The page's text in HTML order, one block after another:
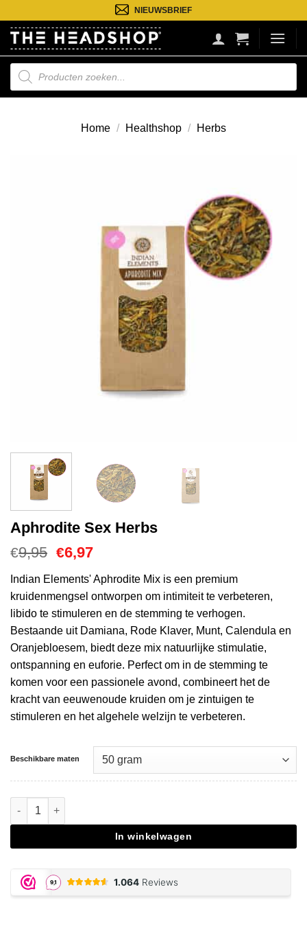
naar
inhoud
NIEUWSBRIEF
Producten
zoeken
Home / Healthshop / Herbs
Aphrodite Sex Herbs
€9,95 Oorspronkelijke
was:
€9,95.
€6,97Huidige
is:
€6,97.
Indian Elements' Aphrodite Mix is een premium
kruidenmengsel ontworpen om intimiteit te verbeteren,
libido te stimuleren en de stemming te verhogen.
Bestaande uit Damiana, Rode Klaver, Munt, Calendula en
Oranjebloesem, biedt deze mix natuurlijke stimulatie,
ontspanning en euforie. Perfect om in de stemming te
komen voor een passionele avond, combineert het de
kracht van eeuwenoude kruiden om je zintuigen te
stimuleren en het algehele welzijn te verbeteren.
Beschikbare maten
Aphrodite Sex Herbs aantal
In winkelwagen